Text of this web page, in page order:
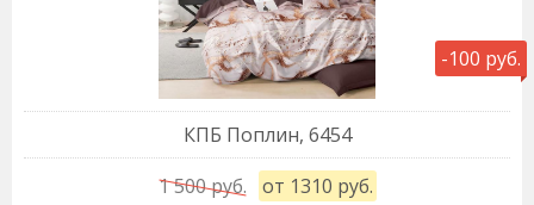
-100 руб.
КПБ Поплин, 6454
1 500 руб.
от 1310 руб.